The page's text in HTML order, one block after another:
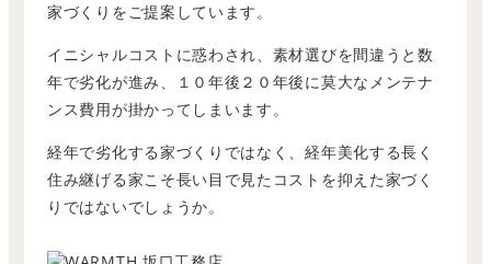
家づくりをご提案しています。
イニシャルコストに惑わされ、素材選びを間違うと数
年で劣化が進み、１０年後２０年後に莫大なメンテナ
ンス費用が掛かってしまいます。
経年で劣化する家づくりではなく、経年美化する長く
住み継げる家こそ長い目で見たコストを抑えた家づく
りではないでしょうか。